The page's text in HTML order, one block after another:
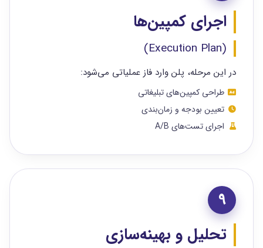
اجرای کمپین‌ها
(Execution Plan)
در این مرحله، پلن وارد فاز عملیاتی می‌شود:
طراحی کمپین‌های تبلیغاتی
تعیین بودجه و زمان‌بندی
اجرای تست‌های A/B
9
تحلیل و بهینه‌سازی